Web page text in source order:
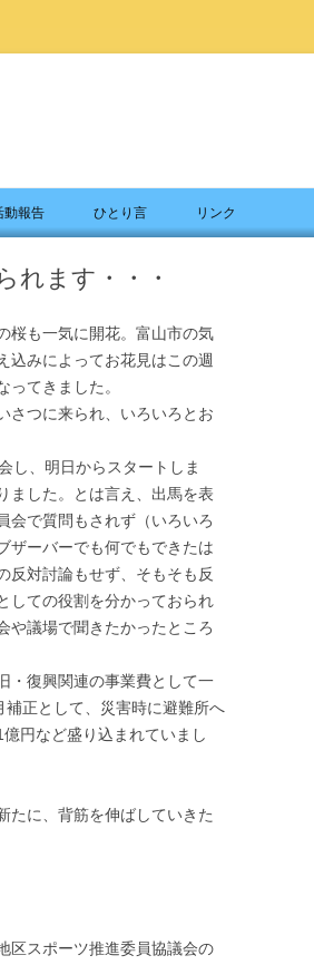
ン
ン
へ
ス
プ
動報告 ひとり言 リンク
れます・・・
桜も一気に開花。富山市の気
込みによってお花見はこの週
てきました。
さつに来られ、いろいろとお
し、明日からスタートしま
ました。とは言え、出馬を表
会で質問もされず（いろいろ
ザーバーでも何でもできたは
反対討論もせず、そもそも反
しての役割を分かっておられ
や議場で聞きたかったところ
・復興関連の事業費として一
正として、災害時に避難所へ
円など盛り込まれていまし
に、背筋を伸ばしていきた
スポーツ推進委員協議会の